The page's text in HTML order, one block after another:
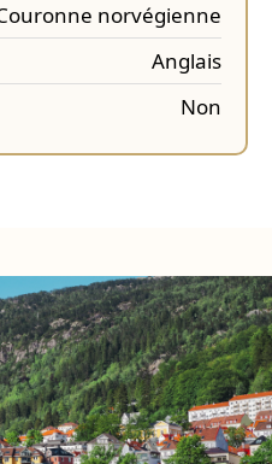
norvégienne
Anglais
Non